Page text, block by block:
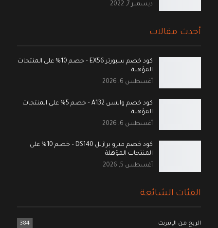
ديسمبر 7, 2022
أحدث مقالات
كود خصم سبورتر EX56 – خصم 10% على المنتجات
المؤهلة
أغسطس 6, 2026
كود خصم وايتس A132 – خصم 5% على المنتجات
المؤهلة
أغسطس 6, 2026
كود خصم مترو برازيل DS140 – خصم 10% على
المنتجات المؤهلة
أغسطس 5, 2026
الفئات الشائعة
الربح من الإنترنت 384